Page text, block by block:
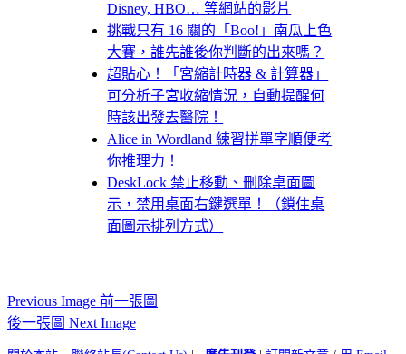
Disney, HBO… 等網站的影片
挑戰只有 16 關的「Boo!」南瓜上色
大賽，誰先誰後你判斷的出來嗎？
超貼心！「宮縮計時器 & 計算器」
可分析子宮收縮情況，自動提醒何
時該出發去醫院！
Alice in Wordland 練習拼單字順便考
你推理力！
DeskLock 禁止移動、刪除桌面圖
示，禁用桌面右鍵選單！（鎖住桌
面圖示排列方式）
Previous Image 前一張圖
後一張圖 Next Image